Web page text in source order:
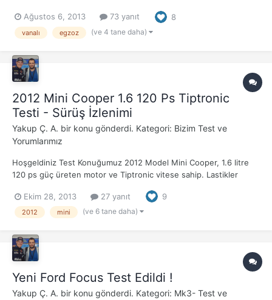
dinleyin.
Ağustos 6, 2013 73 yanıt 8
vanalı egzoz (ve 4 tane daha)
2012 Mini Cooper 1.6 120 Ps Tiptronic
Testi - Sürüş İzlenimi
Yakup Ç. A. bir konu gönderdi. Kategori: Bizim Test ve
Yorumlarımız
Hoşgeldiniz Test Konuğumuz 2012 Model Mini Cooper, 1.6 litre
120 ps güç üreten motor ve Tiptronic vitese sahip. Lastikler
Nereden başlayacağımı bilemedim bi an Sürüş Notları Direksiyon,
fantastik! İlk çalıştırma anında...
Ekim 28, 2013 27 yanıt 9
2012 mini (ve 6 tane daha)
Yeni Ford Focus Test Edildi !
Yakup Ç. A. bir konu gönderdi. Kategori: Mk3- Test ve